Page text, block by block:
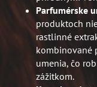
Parfumérske
produktoch
rastlinné
kombinované
umenia, čo
zážitkom.